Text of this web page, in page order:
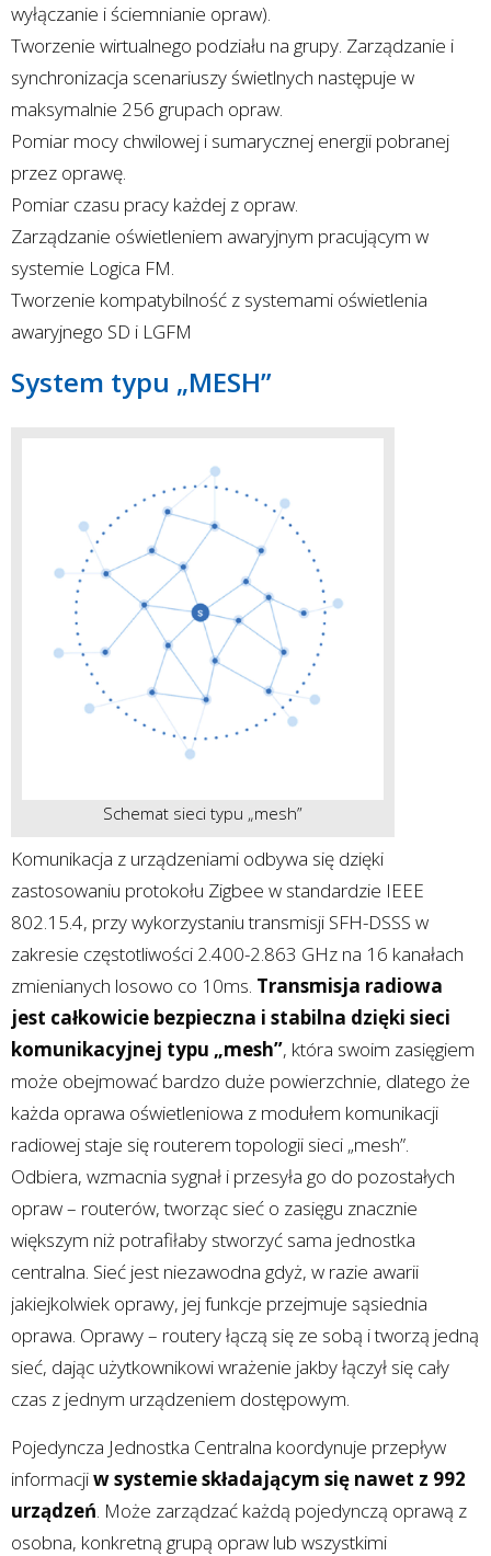
wyłączanie i ściemnianie opraw).
Tworzenie wirtualnego podziału na grupy. Zarządzanie i
synchronizacja scenariuszy świetlnych następuje w
maksymalnie 256 grupach opraw.
Pomiar mocy chwilowej i sumarycznej energii pobranej
przez oprawę.
Pomiar czasu pracy każdej z opraw.
Zarządzanie oświetleniem awaryjnym pracującym w
systemie Logica FM.
Tworzenie kompatybilność z systemami oświetlenia
awaryjnego SD i LGFM
System typu „MESH”
Schemat sieci typu „mesh”
Komunikacja z urządzeniami odbywa się dzięki
zastosowaniu protokołu Zigbee w standardzie IEEE
802.15.4, przy wykorzystaniu transmisji SFH-DSSS w
zakresie częstotliwości 2.400-2.863 GHz na 16 kanałach
zmienianych losowo co 10ms. Transmisja radiowa
jest całkowicie bezpieczna i stabilna dzięki sieci
komunikacyjnej typu „mesh”, która swoim zasięgiem
może obejmować bardzo duże powierzchnie, dlatego że
każda oprawa oświetleniowa z modułem komunikacji
radiowej staje się routerem topologii sieci „mesh”.
Odbiera, wzmacnia sygnał i przesyła go do pozostałych
opraw – routerów, tworząc sieć o zasięgu znacznie
większym niż potrafiłaby stworzyć sama jednostka
centralna. Sieć jest niezawodna gdyż, w razie awarii
jakiejkolwiek oprawy, jej funkcje przejmuje sąsiednia
oprawa. Oprawy – routery łączą się ze sobą i tworzą jedną
sieć, dając użytkownikowi wrażenie jakby łączył się cały
czas z jednym urządzeniem dostępowym.
Pojedyncza Jednostka Centralna koordynuje przepływ
informacjiw systemie składającym się nawet z 992
urządzeń. Może zarządzać każdą pojedynczą oprawą z
osobna, konkretną grupą opraw lub wszystkimi